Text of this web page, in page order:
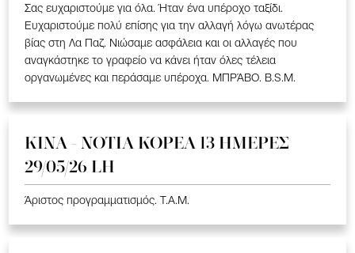
Σας ευχαριστούμε για όλα. Ήταν ένα υπέροχο ταξίδι.
Ευχαριστούμε πολύ επίσης για την αλλαγή λόγω ανωτέρας
βίας στη Λα Παζ. Νιώσαμε ασφάλεια και οι αλλαγές που
αναγκάστηκε το γραφείο να κάνει ήταν όλες τέλεια
οργανωμένες και περάσαμε υπέροχα. ΜΠΡΆΒΟ. B.S.M.
ΚΙΝΑ - ΝΟΤΙΑ ΚΟΡΕΑ 13 ΗΜΕΡΕΣ
29/05/26 LH
Άριστος προγραμματισμός. T.A.M.